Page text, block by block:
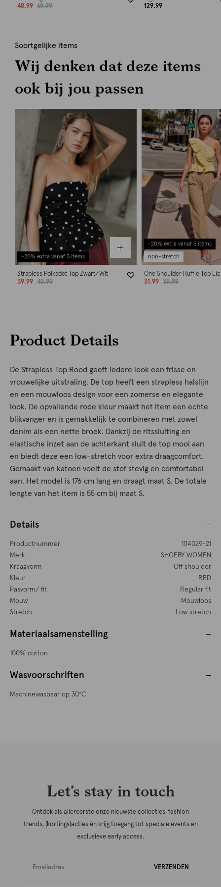
48.99
69.99
129.99
Soortgelijke items
Wij denken dat deze items
ook bij jou passen
-20% extra vanaf 3 items
Strapless Polkadot Top Zwart/Wit
39.99
49.99
-20% extra vanaf 3 items
non-stretch
One Shoulder Ruffle Top
31.99
39.99
Product Details
De Strapless Top Rood geeft iedere look een frisse en
vrouwelijke uitstraling. De top heeft een strapless halslijn
en een mouwloos design voor een zomerse en elegante
look. De opvallende rode kleur maakt het item een echte
blikvanger en is gemakkelijk te combineren met zowel
denim als een nette broek. Dankzij de ritssluiting en
elastische inzet aan de achterkant sluit de top mooi aan
en biedt deze een low-stretch voor extra draagcomfort.
Gemaakt van katoen voelt de stof stevig en comfortabel
aan. Het model is 176 cm lang en draagt maat S. De totale
lengte van het item is 55 cm bij maat S.
Details
Productnummer
1114029-21
Merk
SHOEBY WOMEN
Kraagvorm
Off shoulder
Kleur
RED
Pasvorm/ fit
Regular fit
Mouw
Mouwloos
Stretch
Low stretch
Materiaalsamenstelling
100% cotton
Wasvoorschriften
Machinewasbaar op 30°C
Let’s stay in touch
Ontdek als allereerste onze nieuwste collecties, fashion
trends, (kortings)acties én krijg toegang tot speciale events en
exclusieve early access.
VERZENDEN